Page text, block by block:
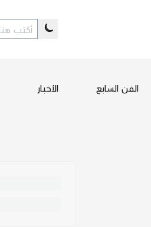
الفن السابع الأخبار